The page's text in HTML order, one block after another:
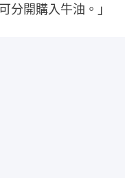
分開購入牛油。」